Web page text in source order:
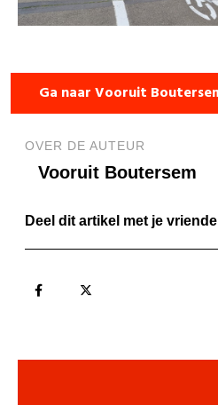
Ga naar Vooruit
OVER DE AUTEUR
Vooruit Boutersem
Deel dit artikel met je